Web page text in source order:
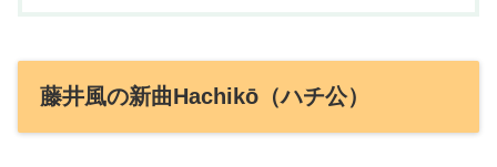
藤井風の新曲Hachikō（ハチ公）